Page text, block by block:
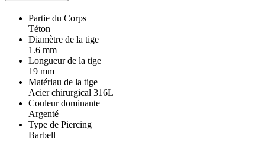
Partie du Corps
Téton
Diamètre de la tige
1.6 mm
Longueur de la tige
19 mm
Matériau de la tige
Acier chirurgical 316L
Couleur dominante
Argenté
Type de Piercing
Barbell